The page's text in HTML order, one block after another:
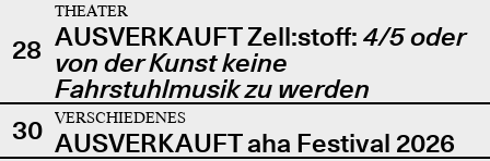
28
THEATER
AUSVERKAUFT Zell:stoff: 4/5 oder
von der Kunst keine
Fahrstuhlmusik zu werden
30
VERSCHIEDENES
AUSVERKAUFT aha Festival 2026